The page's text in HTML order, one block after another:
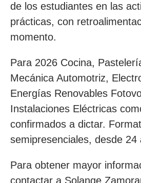
de los estudiantes en las
prácticas, con
momento.
Para 2026 Cocina,
Mecánica Automotriz,
Energías Renovables
Instalaciones Eléctricas
confirmados a dictar.
semipresenciales, desde 24
Para obtener mayor
contactar a Solange